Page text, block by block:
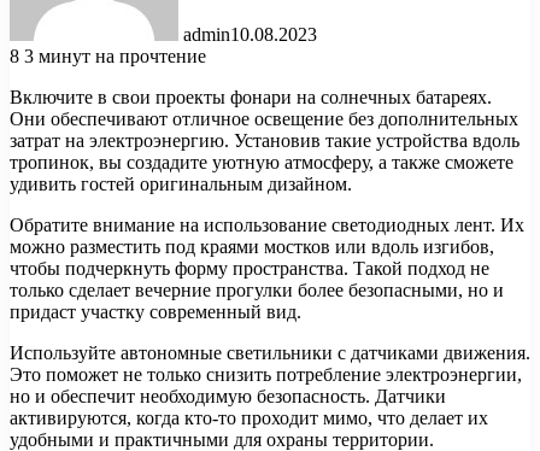
admin10.08.2023
8 3 минут на прочтение
Включите в свои проекты фонари на солнечных батареях.
Они обеспечивают отличное освещение без дополнительных
затрат на электроэнергию. Установив такие устройства вдоль
тропинок, вы создадите уютную атмосферу, а также сможете
удивить гостей оригинальным дизайном.
Обратите внимание на использование светодиодных лент. Их
можно разместить под краями мостков или вдоль изгибов,
чтобы подчеркнуть форму пространства. Такой подход не
только сделает вечерние прогулки более безопасными, но и
придаст участку современный вид.
Используйте автономные светильники с датчиками движения.
Это поможет не только снизить потребление электроэнергии,
но и обеспечит необходимую безопасность. Датчики
активируются, когда кто-то проходит мимо, что делает их
удобными и практичными для охраны территории.